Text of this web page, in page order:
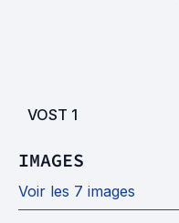
VOST 1
IMAGES
Voir les 7 images